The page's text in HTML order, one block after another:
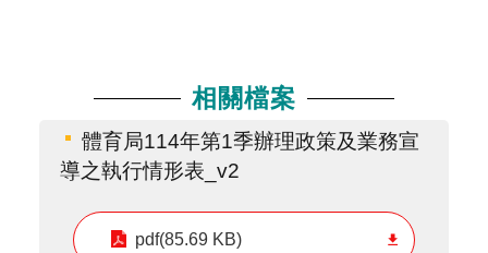
相關檔案
體育局114年第1季辦理政策及業務宣
導之執行情形表_v2
pdf(85.69 KB)